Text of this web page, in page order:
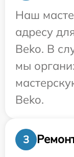
Наш
адресу
Beko. В
мы
Beko.
3